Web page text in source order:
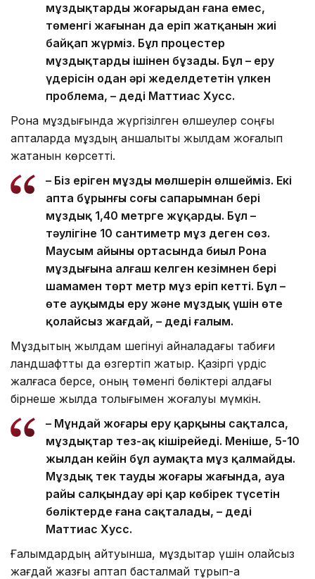
мұздықтардың жоғарыдан ғана емес,
төменгі жағынан да еріп жатқанын жиі
байқап жүрміз. Бұл процестер
мұздықтарды ішінен бұзады. Бұл – еру
үдерісін одан әрі жеделдететін үлкен
проблема, – деді Маттиас Хусс.
Рона мұздығында жүргізілген өлшеулер соңғы
апталарда мұздың қаншалықты жылдам жоғалып
жатқанын көрсетті.
– Біз еріген мұздың мөлшерін өлшейміз. Екі
апта бұрынғы соңғы сапарымнан бері
мұздық 1,40 метрге жұқарды. Бұл –
тәулігіне 10 сантиметр мұз деген сөз.
Маусым айының ортасында биыл Рона
мұздығына алғаш келген кезімнен бері
шамамен төрт метр мұз еріп кетті. Бұл –
өте ауқымды еру және мұздық үшін өте
қолайсыз жағдай, – деді ғалым.
Мұздықтың жылдам шегінуі айналадағы табиғи
ландшафтты да өзгертіп жатыр. Қазіргі үрдіс
жалғаса берсе, оның төменгі бөліктері алдағы
бірнеше жылда толығымен жоғалуы мүмкін.
– Мұндай жоғары еру қарқыны сақталса,
мұздықтар тез-ақ кішірейеді. Меніңше, 5-10
жылдан кейін бұл аумақта мұз қалмайды.
Мұздық тек таудың жоғары жағында, ауа
райы салқындау әрі қар көбірек түсетін
бөліктерде ғана сақталады, – деді
Маттиас Хусс.
Ғалымдардың айтуынша, мұздықтар үшін қолайсыз
жағдай жазғы аптап басталмай тұрып-ақ